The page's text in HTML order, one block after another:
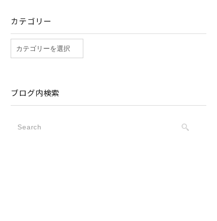
カテゴリー
ブログ内検索